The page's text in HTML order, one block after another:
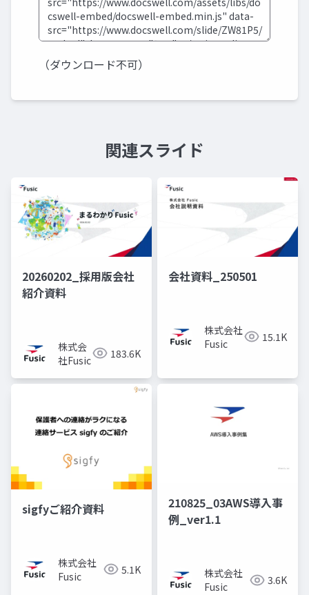
（ダウンロード不可）
関連スライド
20260202_採用版会社
紹介資料
株式会
社Fusic
183.6K
会社資料_250501
株式会社
Fusic
15.1K
sigfyご紹介資料
株式会社
Fusic
5.1K
210825_03AWS導入事
例_ver1.1
株式会社
Fusic
3.6K